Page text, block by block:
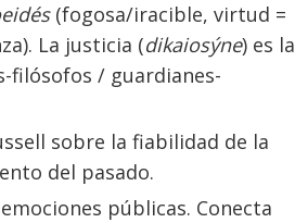
(fogosa/iracible, virtud =
La justicia (dikaiosýne) es la
filósofos / guardianes-
sobre la fiabilidad de la
del pasado.
públicas. Conecta